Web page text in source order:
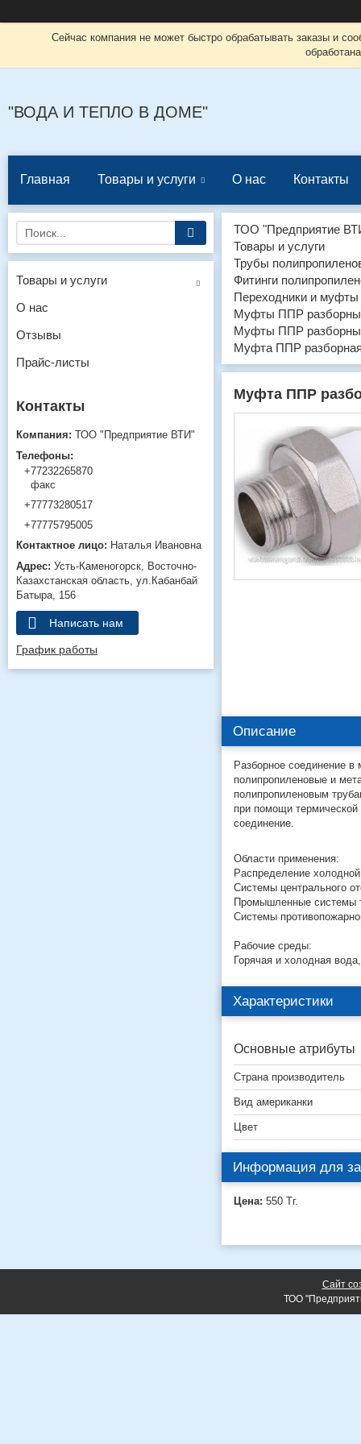
Сейчас компания не может быстро обрабатывать заказы и
"ВОДА И ТЕПЛО В ДОМЕ"
Главная Товары и услуги О нас Контакты
ТОО "Предприятие
Товары и услуги
Трубы
Фитинги
Переходники и
Муфты ППР
Муфты ППР
Муфта ППР
Муфта ППР
Описание
Разборное соединение
полипропиленовые и
полипропиленовым
при помощи термической
соединение.
Области применения:
Распределение
Системы центрального
Промышленные системы
Системы
Рабочие среды:
Горячая и холодная
Характеристики
Основные атрибуты
Страна производитель
Вид американки
Цвет
Информация для
Цена: 550 Тг.
Товары и услуги
О нас
Отзывы
Прайс-листы
ТОО "Предприятие ВТИ"
+77232265870
факс
+77773280517
+77775795005
Наталья Ивановна
Усть-Каменогорск
Восточно-
Казахстанская область ул.Кабанбай
Батыра, 156
Написать нам
График работы
Сайт
ТОО